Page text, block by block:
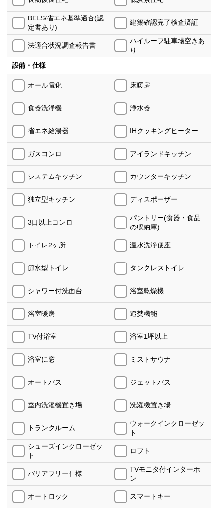
BELS/省エネ基準適合(認
定書あり)
建築確認完了検査済証
法適合状況調査報告書
ハイルーフ駐車場空きあ
り
設備・仕様
オール電化 床暖房
食器洗浄機 浄水器
省エネ給湯器 IHクッキングヒーター
ガスコンロ アイランドキッチン
システムキッチン カウンターキッチン
独立型キッチン ディスポーザー
3口以上コンロ
パントリー(食器・食品
の収納庫)
トイレ2ヶ所 温水洗浄便座
節水型トイレ タンクレストイレ
シャワー付洗面台 浴室乾燥機
浴室暖房 追焚機能
TV付浴室 浴室1坪以上
浴室に窓 ミストサウナ
オートバス ジェットバス
室内洗濯機置き場 洗濯機置き場
トランクルーム
ウォークインクローゼッ
ト
シューズインクローゼッ
ト
ロフト
バリアフリー仕様
TVモニタ付インターホ
ン
オートロック スマートキー